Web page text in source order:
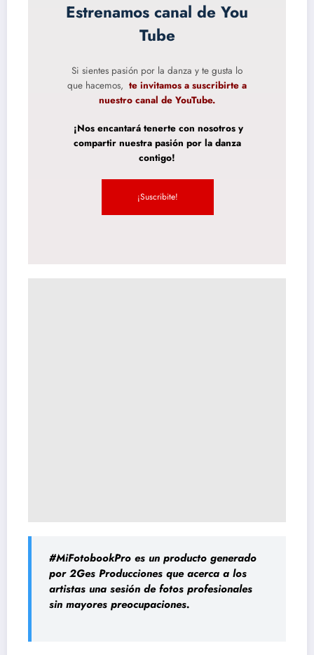
Estrenamos canal de You
Tube
Si sientes pasión por la danza y te gusta lo
que hacemos, te invitamos a suscribirte a
nuestro canal de YouTube.
¡Nos encantará tenerte con nosotros y
compartir nuestra pasión por la danza
contigo!
¡Suscribite!
#MiFotobookPro es un producto generado
por 2Ges Producciones que acerca a los
artistas una sesión de fotos profesionales
sin mayores preocupaciones.